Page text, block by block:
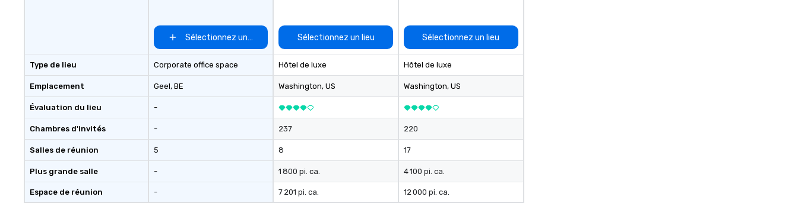
Type de lieu
Emplacement
Évaluation du lieu
Chambres d'invités
Salles de réunion
Plus grande salle
Espace de réunion
Sélectionnez un lieu
Corporate office space
Geel, BE
-
-
5
-
-
Sélectionnez un lieu
Hôtel de luxe
Washington, US
237
8
1 800 pi. ca.
7 201 pi. ca.
Sélectionnez un lieu
Hôtel de luxe
Washington, US
220
17
4 100 pi. ca.
12 000 pi. ca.